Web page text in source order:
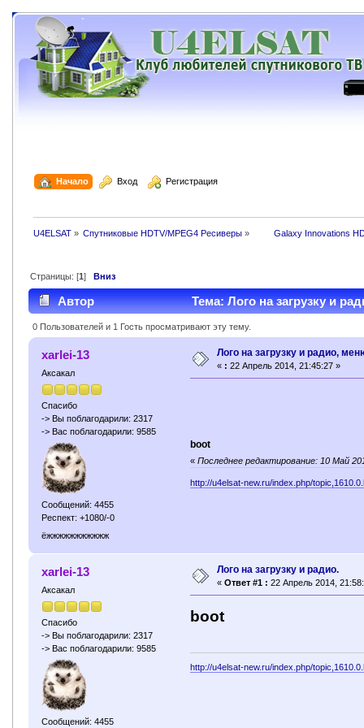
Начало Вход Регистрация
U4ELSAT» Спутниковые HDTV/MPEG4 Ресиверы » Galaxy Innovations
Страницы: [1] Вниз
Автор Тема: Лого на загрузку и
0 Пользователей и 1 Гость просматривают эту тему.
xarlei-13
Аксакал
Спасибо
-> Вы поблагодарили: 2317
-> Вас поблагодарили: 9585
Сообщений: 4455
Респект: +1080/-0
ёжжжжжжжжжжж
Лого на загрузку и радио,
« : 22 Апрель 2014, 21:45:27 »
boot
«Последнее редактирование: 10 Май
http://u4elsat-new.ru/index.php/
xarlei-13
Аксакал
Спасибо
-> Вы поблагодарили: 2317
-> Вас поблагодарили: 9585
Сообщений: 4455
Лого на загрузку и радио.
« Ответ #1 : 22 Апрель 2014,
boot
http://u4elsat-new.ru/index.php/